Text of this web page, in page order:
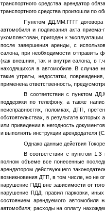
транспортного средства арендатор
транспортного средства произошли по
Пунктом
ДД.ММ.ГГГГдоговора
автомобиля и подписания акта
укомплектован, пригоден к
после завершения аренды, с
салона, при необходимости отправить
(как внешних, так и внутри салона, в
находящихся в автомобиле. В случае
такие утраты, недостатки,
применена ответственность,
В соответствии с пунктом
поддержки по телефону, а также
неисправностях, поломках, ДТП,
обстоятельствах, в результате
или приведении в негодность
и выполнять инструкции арендодателя
Однако данные действия
В соответствии с пунктом
полном объеме все понесенные
арендатором действующего
возникновения ДТП, в том числе, но не
нарушение ПДД вне зависимости от
нарушение ПДД, правил парковки, иных
состоянием арендуемого
автомобиля; расходы на оплату